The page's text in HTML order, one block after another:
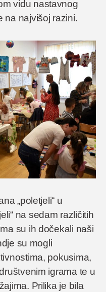
vidu nastavnog
na najvišoj razini.
„poletjeli“ u
na sedam različitih
su ih dočekali naši
su mogli
pokusima,
igrama te u
Prilika je bila